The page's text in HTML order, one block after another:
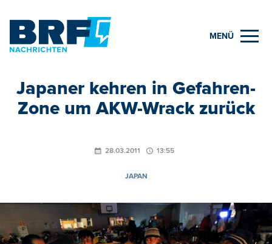
MENÜ
Japaner kehren in Gefahren-
Zone um AKW-Wrack zurück
28.03.2011 13:55
JAPAN